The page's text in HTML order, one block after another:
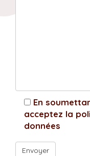
En
acceptez la
données